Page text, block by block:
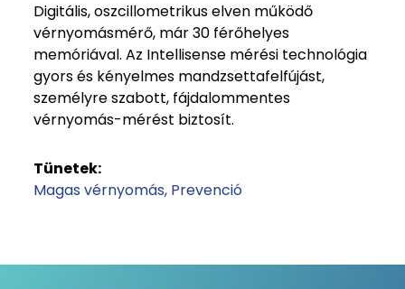
Digitális, oszcillometrikus elven működő
vérnyomásmérő, már 30 férőhelyes
memóriával. Az Intellisense mérési technológia
gyors és kényelmes mandzsettafelfújást,
személyre szabott, fájdalommentes
vérnyomás-mérést biztosít.
Tünetek:
Magas vérnyomás Prevenció